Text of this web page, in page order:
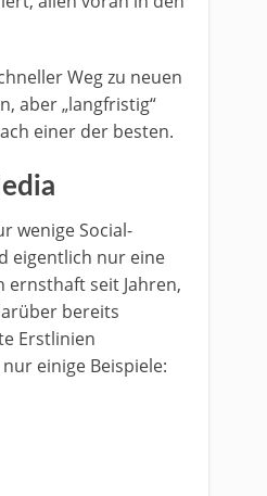
Weg zu neuen
aber „langfristig“
einer der besten.
wenige Social-
eigentlich nur eine
seit Jahren,
bereits
Erstlinien
einige Beispiele: